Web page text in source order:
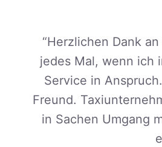
“Herzlichen Dank
jedes Mal, wenn ich
Service in
Freund.
in Sachen Umgang